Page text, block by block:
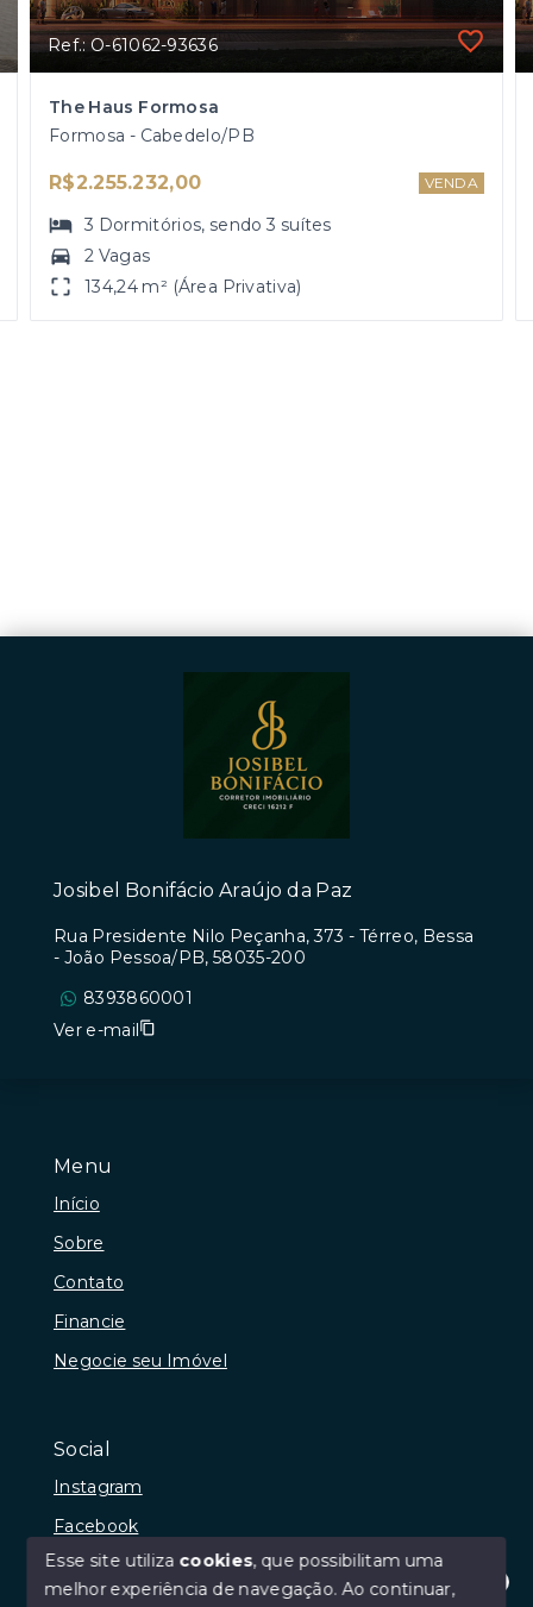
Ref.: O-61062-93636
The Haus Formosa
Formosa - Cabedelo/PB
R$2.255.232,00 VENDA
3 Dormitórios, sendo3 suítes
2 Vagas
134,24 m² (Área Privativa)
Menu
Início
Sobre
Contato
Financie
Negocie seu Imóvel
Social
Instagram
Facebook
Josibel Bonifácio Araújo da Paz
Rua Presidente Nilo Peçanha, 373 - Térreo, Bessa
- João Pessoa/PB, 58035-200
8393860001
Ver e-mail
Esse site utiliza cookies, que possibilitam uma
melhor experiência de navegação.Ao continuar,